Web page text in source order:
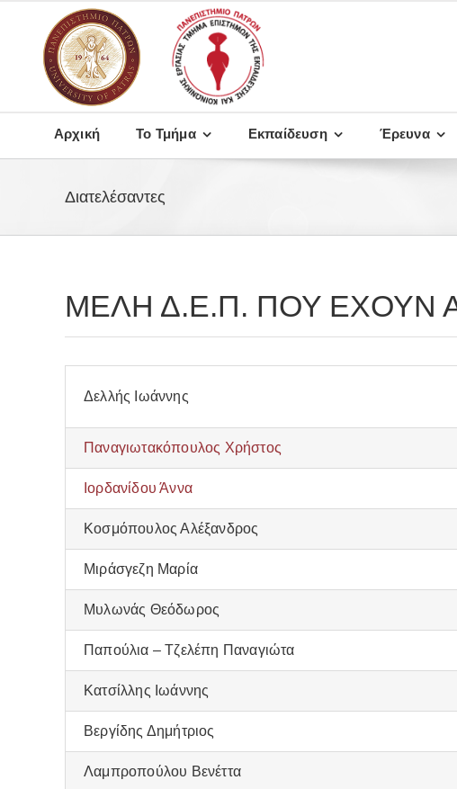
περιεχόμενο
Αρχική Το Τμήμα Εκπαίδευση Έρευνα
Διατελέσαντες
ΜΕΛΗ Δ.Ε.Π. ΠΟΥ ΕΧΟΥΝ
Δελλής Ιωάννης
Παναγιωτακόπουλος Χρήστος
Ιορδανίδου Άννα
Κοσμόπουλος Αλέξανδρος
Μιράσγεζη Μαρία
Μυλωνάς Θεόδωρος
Παπούλια – Τζελέπη Παναγιώτα
Κατσίλλης Ιωάννης
Βεργίδης Δημήτριος
Λαμπροπούλου Βενέττα